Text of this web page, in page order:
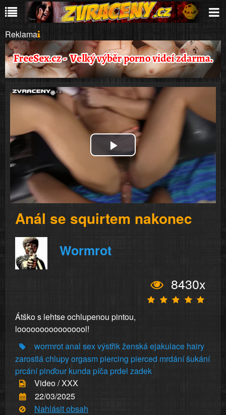
Reklama
Play
Video
Anál se squirtem nakonec
Wormrot
8430x
Átško s lehtse ochlupenou pintou,
loooooooooooooool!
wormrotanal sexvýstřikženskáejakulace hairy
zarostláchlupyorgasmpiercing pierced mrdáníšukání
prcánípinďour kundapíčaprdel zadek
Video / XXX
22/03/2025
Nahlásit obsah